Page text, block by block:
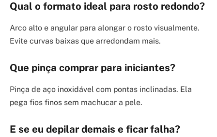
Qual o formato ideal para rosto redondo?
Arco alto e angular para alongar o rosto visualmente.
Evite curvas baixas que arredondam mais.
Que pinça comprar para iniciantes?
Pinça de aço inoxidável com pontas inclinadas. Ela
pega fios finos sem machucar a pele.
E se eu depilar demais e ficar falha?